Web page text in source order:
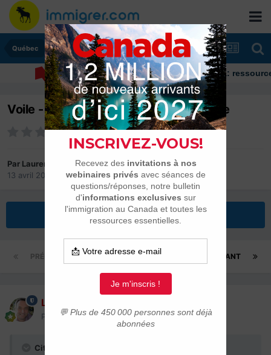
Québec
Immigrer au Canada: ressources et
Voile - Québec refuse d'imiter la France
Par Laurent
13 avril 2011
dans Québec
Répondre à ce sujet
PRÉCÉDENT SUIVANT
Page 1 sur 2
Laurent
Posté(e)13 avril 2011
Citation